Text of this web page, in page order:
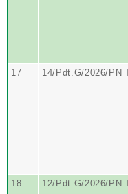
17 14/Pdt.G/2026/PN
18 12/Pdt.G/2026/PN